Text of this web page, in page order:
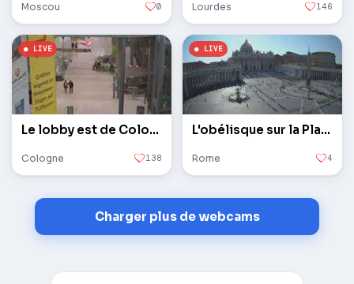
Moscou 0 Lourdes 146
Le lobby est de Cologne / Bonn
Cologne 138
L'obélisque sur la Place Saint-Pierre au Vatican
Rome 4
Charger plus de webcams